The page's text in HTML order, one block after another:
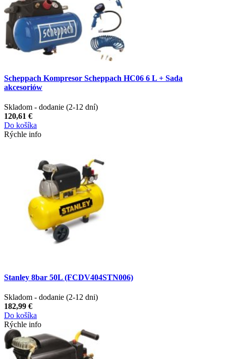
Scheppach Kompresor Scheppach HC06 6 L + Sada
akcesoriów
Skladom - dodanie (2-12 dní)
120,61 €
Do košíka
Rýchle info
Stanley 8bar 50L (FCDV404STN006)
Skladom - dodanie (2-12 dni)
182,99 €
Do košíka
Rýchle info